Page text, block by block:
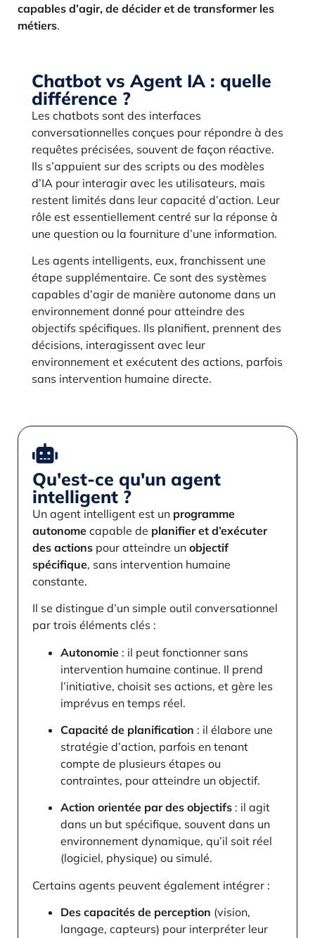
capables d’agir, de décider et de transformer les
métiers.
Chatbot vs Agent IA : quelle
différence ?
Les chatbots sont des interfaces
conversationnelles conçues pour répondre à des
requêtes précisées, souvent de façon réactive.
Ils s’appuient sur des scripts ou des modèles
d’IA pour interagir avec les utilisateurs, mais
restent limités dans leur capacité d’action. Leur
rôle est essentiellement centré sur la réponse à
une question ou la fourniture d’une information.
Les agents intelligents, eux, franchissent une
étape supplémentaire. Ce sont des systèmes
capables d’agir de manière autonome dans un
environnement donné pour atteindre des
objectifs spécifiques. Ils planifient, prennent des
décisions, interagissent avec leur
environnement et exécutent des actions, parfois
sans intervention humaine directe.
Qu'est-ce qu'un agent
intelligent ?
Un agent intelligent est un programme
autonome capable de planifier et d’exécuter
des actions pour atteindre un objectif
spécifique, sans intervention humaine
constante.
Il se distingue d’un simple outil conversationnel
par trois éléments clés :
Autonomie : il peut fonctionner sans
intervention humaine continue. Il prend
l’initiative, choisit ses actions, et gère les
imprévus en temps réel.
Capacité de planification : il élabore une
stratégie d’action, parfois en tenant
compte de plusieurs étapes ou
contraintes, pour atteindre un objectif.
Action orientée par des objectifs : il agit
dans un but spécifique, souvent dans un
environnement dynamique, qu’il soit réel
(logiciel, physique) ou simulé.
Certains agents peuvent également intégrer :
Des capacités de perception (vision,
langage, capteurs) pour interpréter leur